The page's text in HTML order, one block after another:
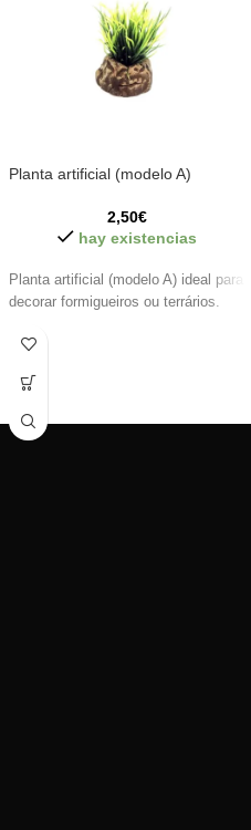
Planta artificial (modelo A)
2,50€
hay existencias
Planta artificial (modelo A) ideal para
decorar formigueiros ou terrários.